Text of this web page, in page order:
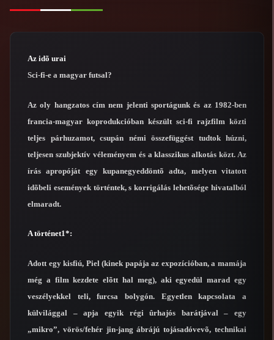
Az idõ urai
Sci-fi-e a magyar futsal?
Az oly hangzatos cím nem jelenti sportágunk és az 1982-ben
francia-magyar koprodukcióban készült sci-fi rajzfilm közti
teljes párhuzamot, csupán némi összefüggést tudtok húzni,
teljesen szubjektív véleményem és a klasszikus alkotás közt. Az
írás apropóját egy kupanegyeddöntõ adta, melyen vitatott
idõbeli események történtek, s korrigálás lehetõsége hivatalból
elmaradt.
A történet1*:
Adott egy kisfiú, Piel (kinek papája az expozícióban, a mamája
még a film kezdete elõtt hal meg), aki egyedül marad egy
veszélyekkel teli, furcsa bolygón. Egyetlen kapcsolata a
külvilággal – apja egyik régi ûrhajós barátjával – egy
„mikro”, vörös/fehér jin-jang ábrájú tojásadóvevõ, technikai